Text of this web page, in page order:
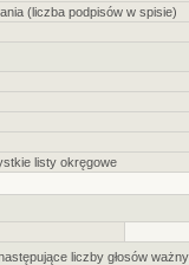
(liczba podpisów w spisie)
listy okręgowe
liczby głosów